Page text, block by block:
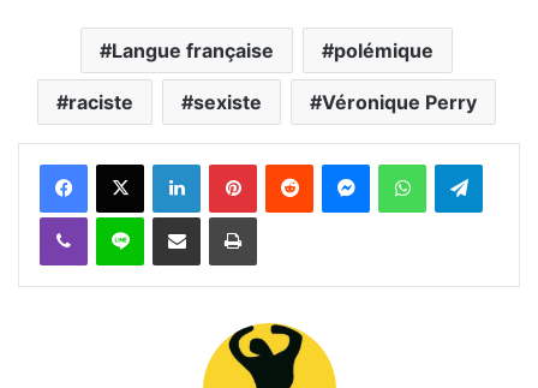
Langue française polémique
raciste sexiste Véronique Perry
FacebookX Linkedin PinterestReddit MessengerWhatsAppTelegram
Viber Ligne Partager par email Imprimer